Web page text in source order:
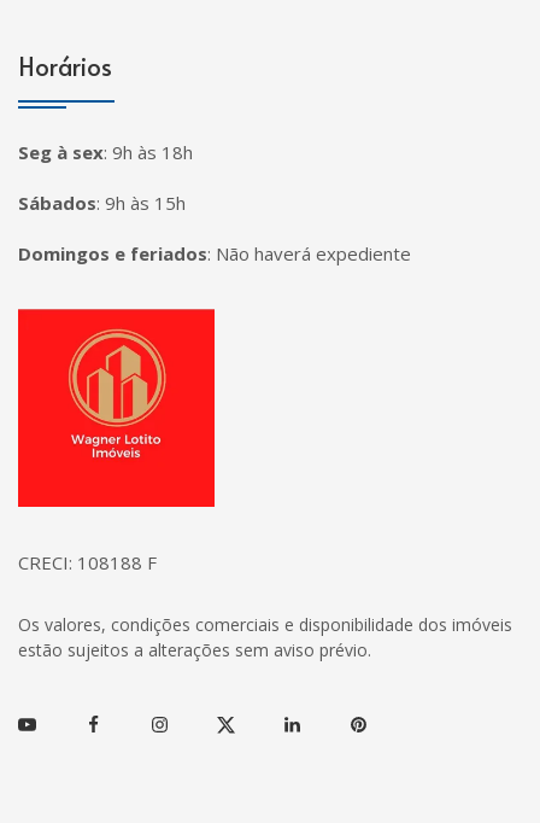
Horários
Seg à sex: 9h às 18h
Sábados: 9h às 15h
Domingos e feriados: Não haverá expediente
Página inicial
CRECI: 108188 F
Os valores, condições comerciais e disponibilidade dos imóveis
estão sujeitos a alterações sem aviso prévio.
Youtube FacebookInstagramTwitter Linkedin Pinterest